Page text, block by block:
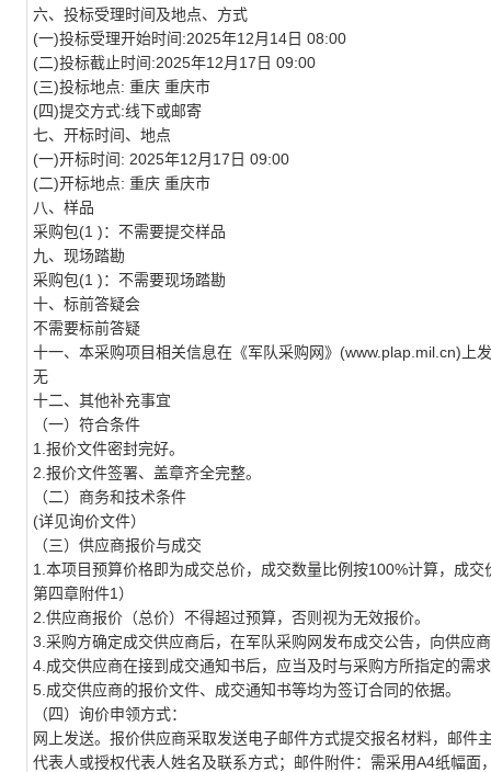
六、投标受理时间及地点、方式
(一)投标受理开始时间:2025年12月14日 08:00
(二)投标截止时间:2025年12月17日 09:00
(三)投标地点: 重庆 重庆市
(四)提交方式:线下或邮寄
七、开标时间、地点
(一)开标时间: 2025年12月17日 09:00
(二)开标地点: 重庆 重庆市
八、样品
采购包(1 )：不需要提交样品
九、现场踏勘
采购包(1 )：不需要现场踏勘
十、标前答疑会
不需要标前答疑
十一、本采购项目相关信息在《军队采购网》(www.plap.mil.cn)上
无
十二、其他补充事宜
（一）符合条件
1. 报价文件密封完好。
2. 报价文件签署、盖章齐全完整。
（二）商务和技术条件
(详见询价文件）
（三）供应商报价与成交
1. 本项目预算价格即为成交总价，成交数量比例按100%计算，成
第四章附件1）
2. 供应商报价（总价）不得超过预算，否则视为无效报价。
3. 采购方确定成交供应商后，在军队采购网发布成交公告，向供应
4. 成交供应商在接到成交通知书后，应当及时与采购方所指定的需
5. 成交供应商的报价文件、成交通知书等均为签订合同的依据。
（四）询价申领方式：
网上发送。报价供应商采取发送电子邮件方式提交报名材料，邮
代表人或授权代表人姓名及联系方式；邮件附件：需采用A4纸幅